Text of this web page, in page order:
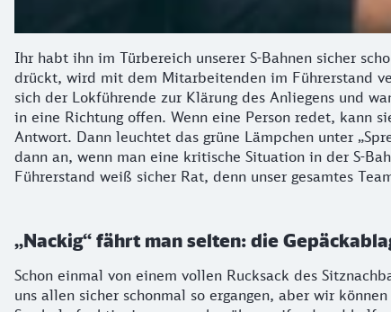
Ihr habt ihn im Türbereich unserer S-Bahnen sicher
drückt, wird mit dem Mitarbeitenden im Führerstand
sich der Lokführende zur Klärung des Anliegens und
in eine Richtung offen. Wenn eine Person redet, kann
Antwort. Dann leuchtet das grüne Lämpchen unter
dann an, wenn man eine kritische Situation in der S-
Führerstand weiß sicher Rat, denn unser gesamtes
„Nackig“ fährt man selten: die
Schon einmal von einem vollen Rucksack des
uns allen sicher schonmal so ergangen, aber wir